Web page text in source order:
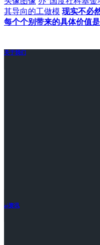
其导向的工做模 现实不必
每个个别带来的具体价值
关于我们
ai资讯